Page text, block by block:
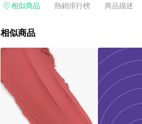
格，部分退款不在此限。 6. APP 請更新至
使用規則請以點數紅包活動說明為準。 11. 若
相似商品 熱銷排行榜 商品描述
相似商品